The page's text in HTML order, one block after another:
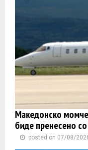
Македонско
биде пренесено
posted on 07/08/